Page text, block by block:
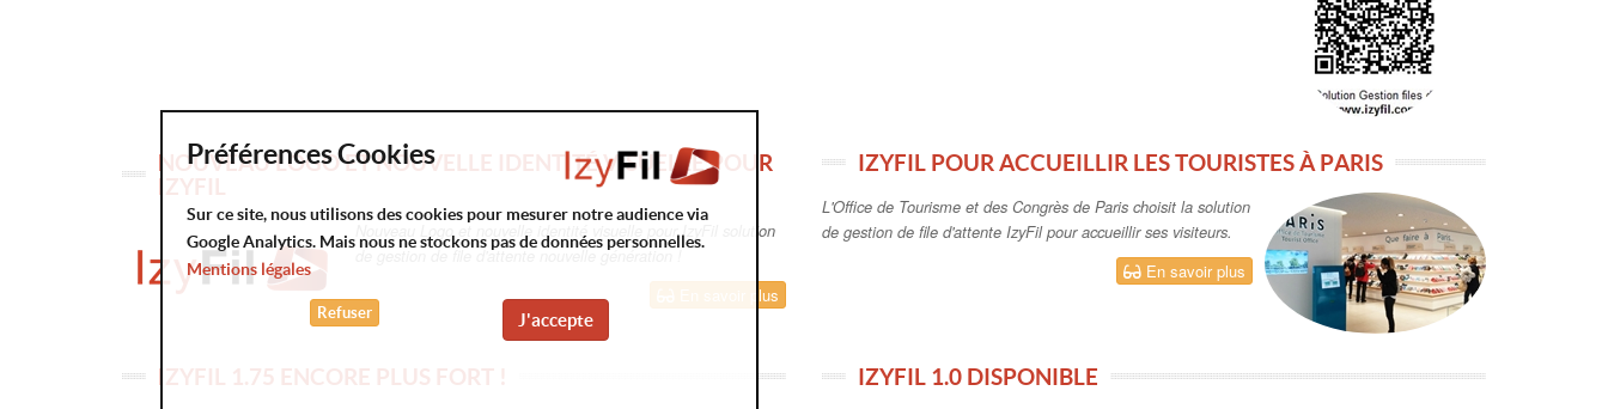
NOUVEAU LOGO ET NOUVELLE IDENTITÉ VISUELLE POUR
IZYFIL
Nouveau Logo et nouvelle identité visuelle pour IzyFil solution
de gestion de file d'attente nouvelle génération !
En savoir plus
IZYFIL POUR ACCUEILLIR LES TOURISTES À PARIS
L'Office de Tourisme et des Congrès de Paris choisit la solution
de gestion de file d'attente IzyFil pour accueillir ses visiteurs.
En savoir plus
IZYFIL 1.75 ENCORE PLUS FORT ! IZYFIL 1.0 DISPONIBLE
Préférences Cookies
Sur ce site, nous utilisons des cookies pour mesurer notre audience via
Google Analytics. Mais nous ne stockons pas de données personnelles.
Mentions légales
J'accepte
Refuser